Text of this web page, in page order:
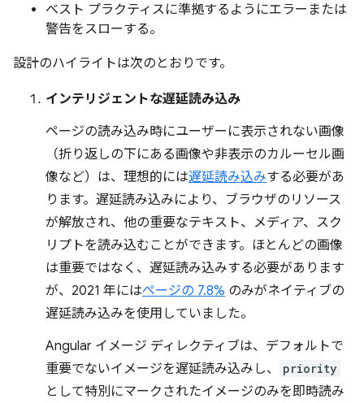
ベスト プラクティスに準拠するようにエラーまたは
警告をスローする。
設計のハイライトは次のとおりです。
インテリジェントな遅延読み込み
ページの読み込み時にユーザーに表示されない画像
（折り返しの下にある画像や非表示のカルーセル画
像など）は、理想的には遅延読み込みする必要があ
ります。遅延読み込みにより、ブラウザのリソース
が解放され、他の重要なテキスト、メディア、スク
リプトを読み込むことができます。ほとんどの画像
は重要ではなく、遅延読み込みする必要があります
が、2021 年にはページの 7.8% のみがネイティブの
遅延読み込みを使用していました。
Angular イメージ ディレクティブは、デフォルトで
重要でないイメージを遅延読み込みし、
priority
として特別にマークされたイメージのみを即時読み